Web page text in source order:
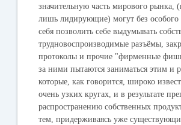
значительную часть мирового рынка,
лишь лидирующие) могут без особого
себя позволить себе выдумывать
трудновоспроизводимые разъёмы,
протоколы и прочие "фирменные
за ними пытаются заниматься этим и
которые, как говорится, широко
очень узких кругах, и в результате
распространению собственных
тем, придерживаясь уже